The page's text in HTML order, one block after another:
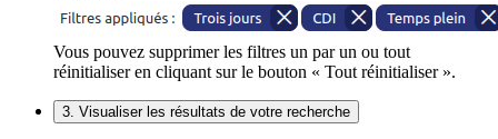
Vous pouvez supprimer les filtres un par un ou tout
réinitialiser en cliquant sur le bouton « Tout réinitialiser ».
3. Visualiser les résultats de votre recherche